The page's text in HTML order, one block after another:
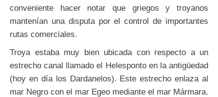
conveniente hacer notar que griegos y troyanos
mantenían una disputa por el control de importantes
rutas comerciales.
Troya estaba muy bien ubicada con respecto a un
estrecho canal llamado el Helesponto en la antigüedad
(hoy en día los Dardanelos). Este estrecho enlaza al
mar Negro con el mar Egeo mediante el mar Mármara.